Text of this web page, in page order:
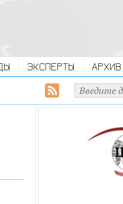
ЭКСПЕРТЫ АРХИВ